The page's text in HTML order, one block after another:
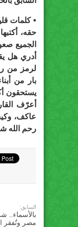
• كلمات
حقه،
الجميع
أدري هل
لرمز من
بار من
يستحقون
أعرّف
عاكف،
رحم الله
السابق:
بالأسماء..
مصر وتُفقر